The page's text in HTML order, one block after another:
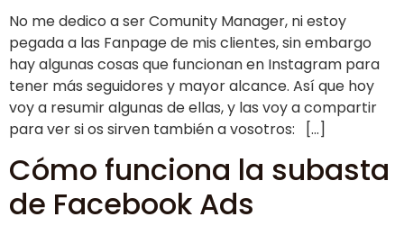
No me dedico a ser Comunity Manager, ni estoy
pegada a las Fanpage de mis clientes, sin embargo
hay algunas cosas que funcionan en Instagram para
tener más seguidores y mayor alcance. Así que hoy
voy a resumir algunas de ellas, y las voy a compartir
para ver si os sirven también a vosotros: […]
Cómo funciona la subasta
de Facebook Ads